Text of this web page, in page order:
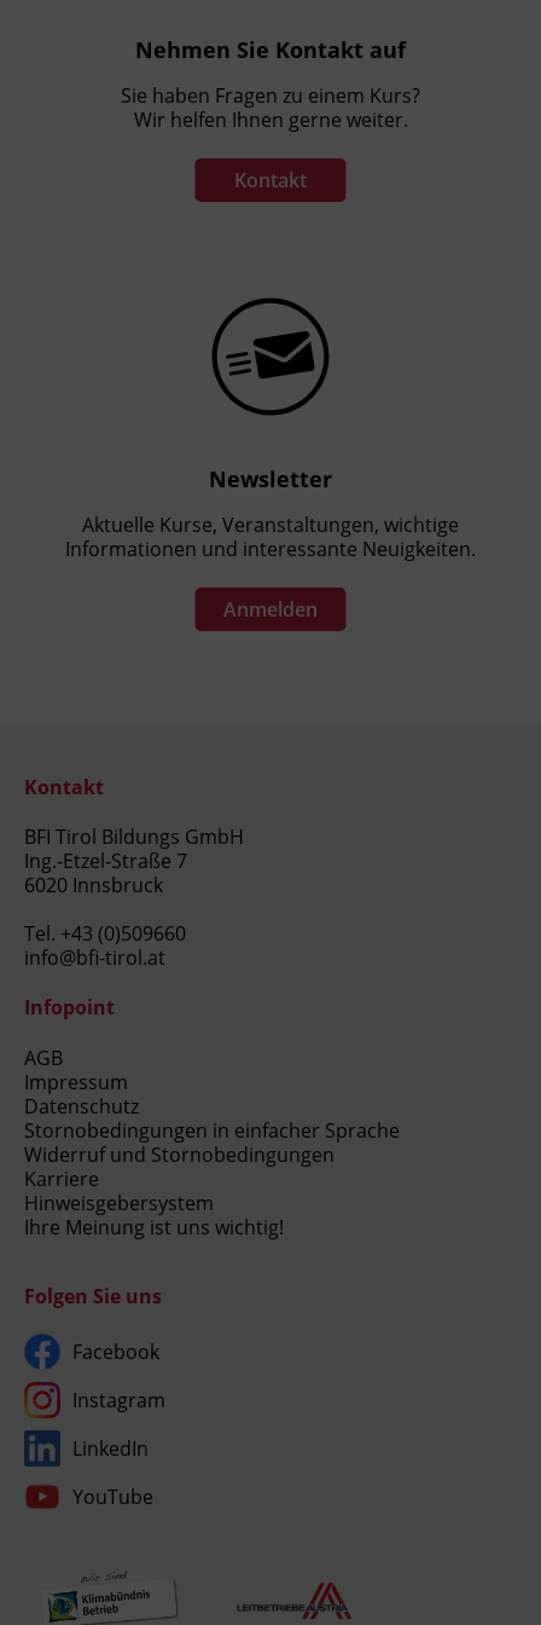
Nehmen Sie Kontakt auf
Sie haben Fragen zu einem Kurs?
Wir helfen Ihnen gerne weiter.
Kontakt
Newsletter
Aktuelle Kurse, Veranstaltungen, wichtige
Informationen und interessante Neuigkeiten.
Anmelden
Kontakt
BFI Tirol Bildungs GmbH
Ing.-Etzel-Straße 7
6020 Innsbruck
Tel. +43 (0)509660
info@bfi-tirol.at
Infopoint
AGB
Impressum
Datenschutz
Stornobedingungen in einfacher Sprache
Widerruf und Stornobedingungen
Karriere
Hinweisgebersystem
Ihre Meinung ist uns wichtig!
Folgen Sie uns
Facebook
Instagram
LinkedIn
YouTube